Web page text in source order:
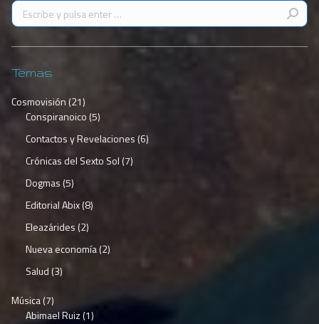
Buscar:
Temas
Cosmovisión(21)
Conspiranoico(5)
Contactos y Revelaciones (6)
Crónicas del Sexto Sol (7)
Dogmas(5)
Editorial Abix(8)
Eleazárides(2)
Nueva economía(2)
Salud(3)
Música(7)
Abimael Ruiz(1)